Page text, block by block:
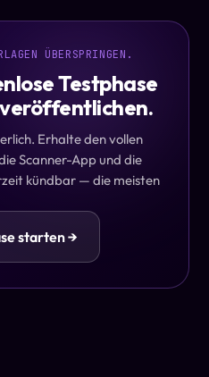
ÜBERSPRINGEN.
Testphase
Erhalte den vollen
Scanner-App und die
kündbar — die meisten
starten →